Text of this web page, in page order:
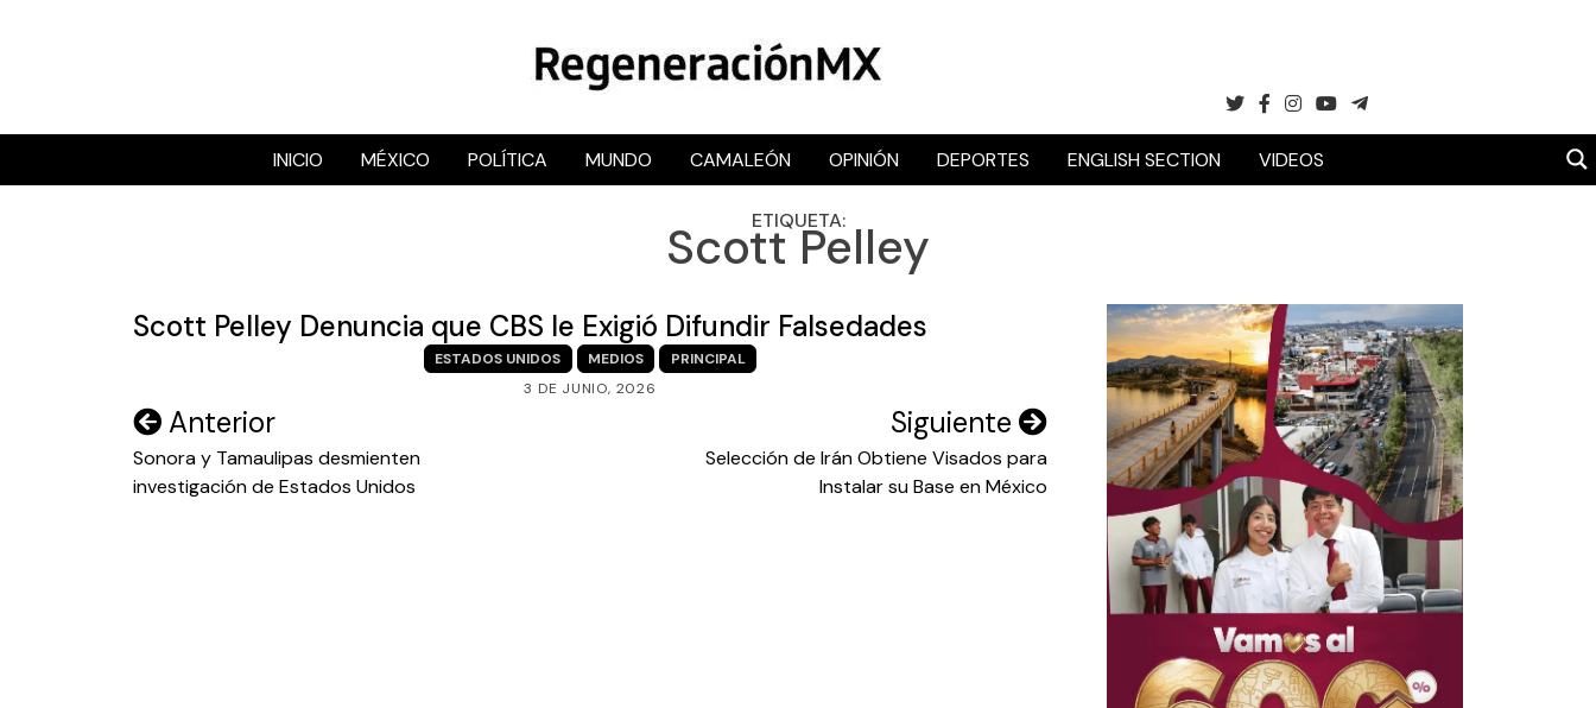
RegeneraciónMX
Sitio de noticias libre e independiente
INICIO MÉXICO POLÍTICA MUNDO CAMALEÓN OPINIÓN DEPORTES ENGLISH SECTION VIDEOS
ETIQUETA:
Scott Pelley
Scott Pelley Denuncia que CBS le Exigió Difundir Falsedades
ESTADOS UNIDOS MEDIOS
PRINCIPAL
3 DE JUNIO, 2026
Navegación
de
entradas
Anterior
Sonora y Tamaulipas desmienten
investigación de Estados Unidos
Siguiente
Selección de Irán Obtiene Visados para
Instalar su Base en México